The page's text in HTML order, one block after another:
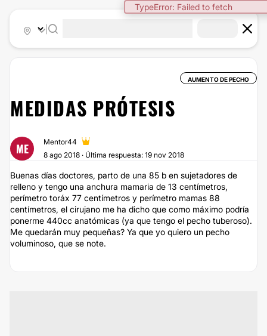
AUMENTO DE PECHO
MEDIDAS PRÓTESIS
ME
Mentor44
8 ago 2018 · Última respuesta: 19 nov 2018
Buenas días doctores, parto de una 85 b en sujetadores de
relleno y tengo una anchura mamaria de 13 centímetros,
perímetro toráx 77 centímetros y perímetro mamas 88
centímetros, el cirujano me ha dicho que como máximo podría
ponerme 440cc anatómicas (ya que tengo el pecho tuberoso).
Me quedarán muy pequeñas? Ya que yo quiero un pecho
voluminoso, que se note.